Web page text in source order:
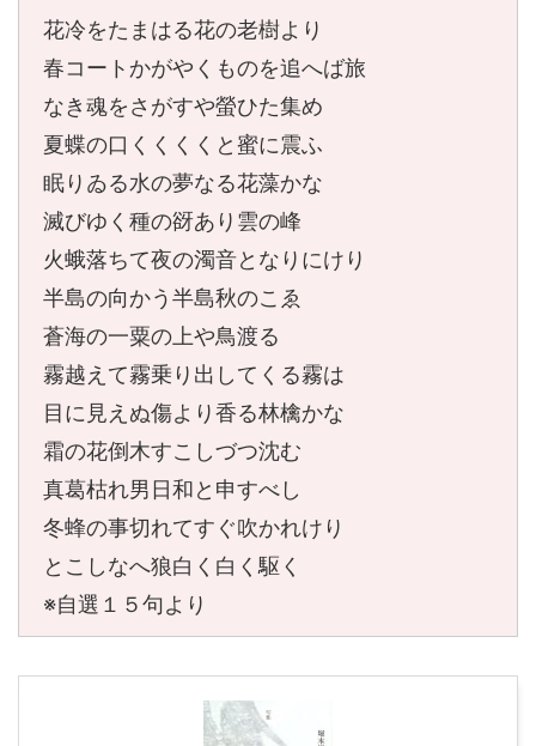
花冷をたまはる花の老樹より
春コートかがやくものを追へば旅
なき魂をさがすや螢ひた集め
夏蝶の口くくくくと蜜に震ふ
眠りゐる水の夢なる花藻かな
滅びゆく種の谺あり雲の峰
火蛾落ちて夜の濁音となりにけり
半島の向かう半島秋のこゑ
蒼海の一粟の上や鳥渡る
霧越えて霧乗り出してくる霧は
目に見えぬ傷より香る林檎かな
霜の花倒木すこしづつ沈む
真葛枯れ男日和と申すべし
冬蜂の事切れてすぐ吹かれけり
とこしなへ狼白く白く駆く
※自選１５句より